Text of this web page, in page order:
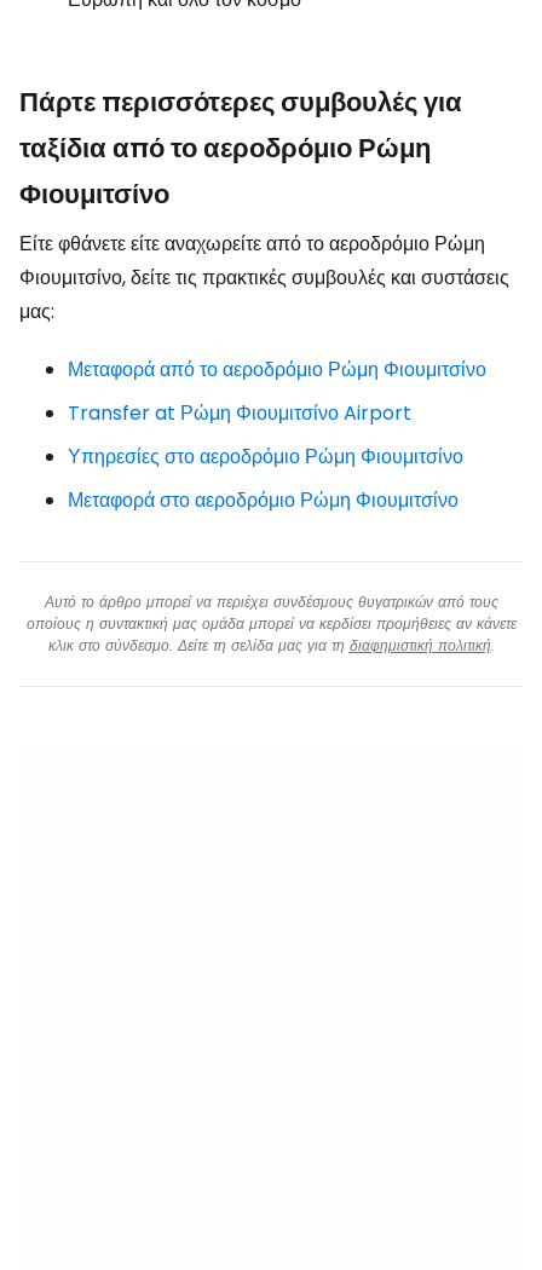
Πάρτε περισσότερες συμβουλές για
ταξίδια από το αεροδρόμιο Ρώμη
Φιουμιτσίνο
Είτε φθάνετε είτε αναχωρείτε από το αεροδρόμιο Ρώμη
Φιουμιτσίνο, δείτε τις πρακτικές συμβουλές και συστάσεις
μας:
Μεταφορά από το αεροδρόμιο Ρώμη Φιουμιτσίνο
Transfer at Ρώμη Φιουμιτσίνο Airport
Υπηρεσίες στο αεροδρόμιο Ρώμη Φιουμιτσίνο
Μεταφορά στο αεροδρόμιο Ρώμη Φιουμιτσίνο
Αυτό το άρθρο μπορεί να περιέχει συνδέσμους θυγατρικών από τους
οποίους η συντακτική μας ομάδα μπορεί να κερδίσει προμήθειες αν κάνετε
κλικ στο σύνδεσμο. Δείτε τη σελίδα μας για τη διαφημιστική πολιτική.